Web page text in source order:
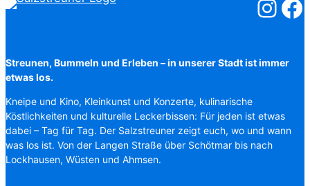
Streunen, Bummeln und Erleben – in unserer Stadt ist immer
etwas los.
Kneipe und Kino, Kleinkunst und Konzerte, kulinarische
Köstlichkeiten und kulturelle Leckerbissen: Für jeden ist etwas
dabei – Tag für Tag. Der Salzstreuner zeigt euch, wo und wann
was los ist. Von der Langen Straße über Schötmar bis nach
Lockhausen, Wüsten und Ahmsen.